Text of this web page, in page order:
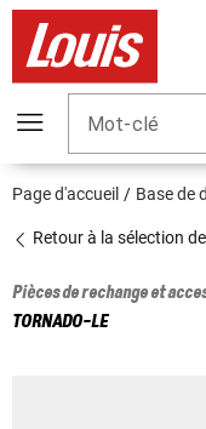
Mot-clé
Page d'accueil Base de
Retour à la sélection
Pièces de rechange et
TORNADO-LE